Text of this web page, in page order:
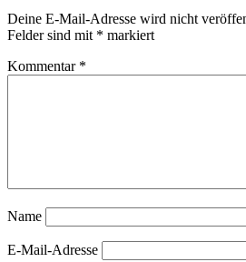
Deine E-Mail-Adresse wird nicht
Felder sind mit * markiert
Kommentar *
Name
E-Mail-Adresse